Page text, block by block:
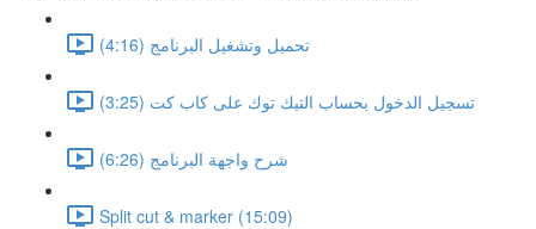
تحميل وتشغيل البرنامج (4:16)
تسجيل الدخول بحساب التيك توك على كاب كت (3:25)
شرح واجهة البرنامج (6:26)
Split cut & marker (15:09)